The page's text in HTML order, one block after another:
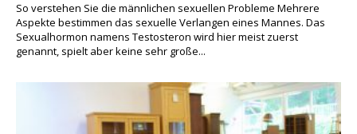
So verstehen Sie die männlichen sexuellen Probleme Mehrere
Aspekte bestimmen das sexuelle Verlangen eines Mannes. Das
Sexualhormon namens Testosteron wird hier meist zuerst
genannt, spielt aber keine sehr große...